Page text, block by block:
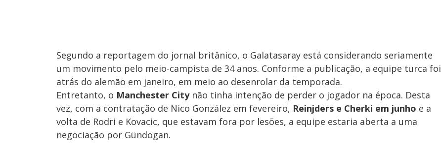
Segundo a reportagem do jornal britânico, o Galatasaray está considerando seriamente
um movimento pelo meio-campista de 34 anos. Conforme a publicação, a equipe turca foi
atrás do alemão em janeiro, em meio ao desenrolar da temporada.
Entretanto, o Manchester Citynão tinha intenção de perder o jogador na época. Desta
vez, com a contratação de Nico González em fevereiro, Reinjders e Cherki em junho e a
volta de Rodri e Kovacic, que estavam fora por lesões, a equipe estaria aberta a uma
negociação por Gündogan.